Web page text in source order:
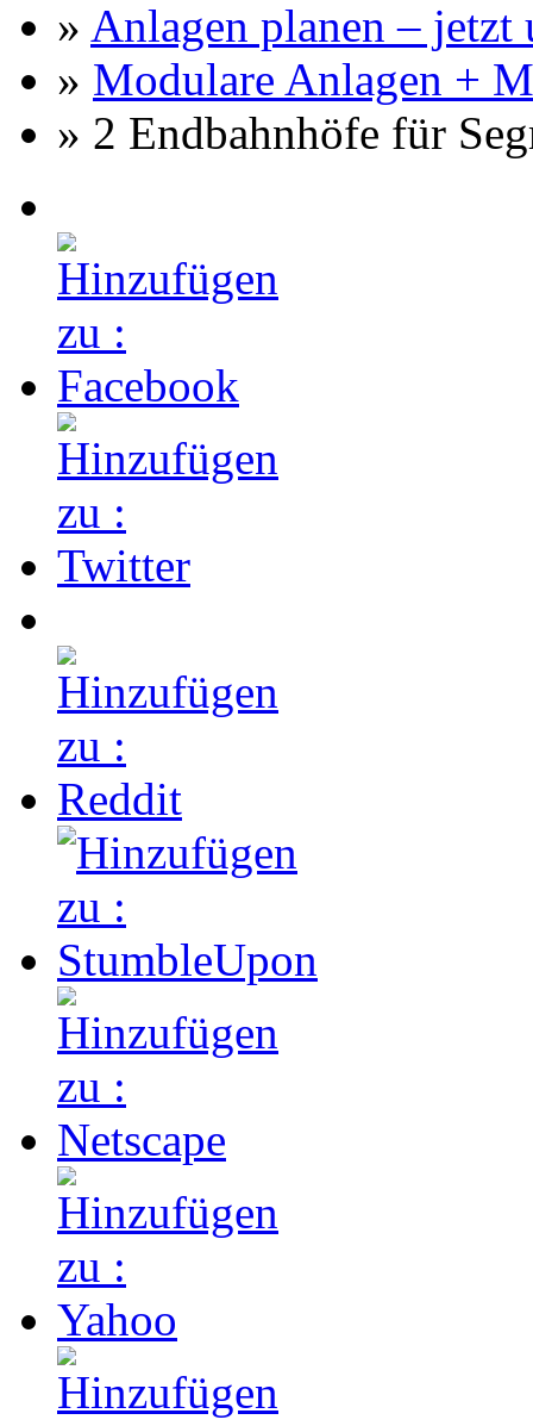
» Anlagen planen – jetzt
» Modulare Anlagen +
» 2 Endbahnhöfe für